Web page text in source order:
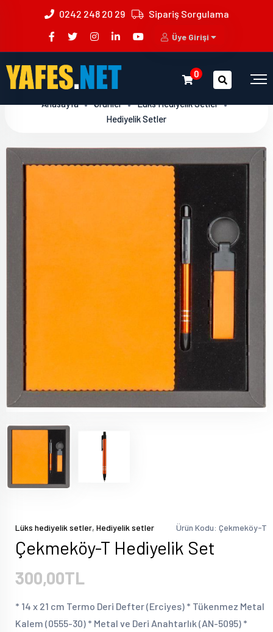
0242 248 20 29 Sipariş Sorgulama
Üye Girişi
0
Anasayfa Ürünler
Lüks Hediyelik Setler
Hediyelik Setler
Lüks hediyelik setler, Hediyelik setler Ürün Kodu: Çekmeköy-T
Çekmeköy-T Hediyelik Set
300,00TL
* 14 x 21 cm Termo Deri Defter (Erciyes) * Tükenmez Metal
Kalem (0555-30) * Metal ve Deri Anahtarlık (AN-5095) *